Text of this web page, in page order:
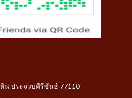
น ประจวบคีรีขันธ์ 77110